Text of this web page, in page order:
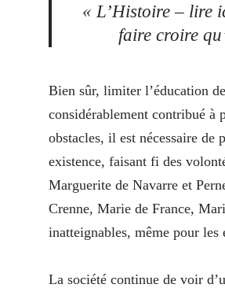
« L’Histoire – lire
faire croire
Bien sûr, limiter l’éducation
considérablement contribué à
obstacles, il est nécessaire de
existence, faisant fi des
Marguerite de Navarre et
Crenne, Marie de France,
inatteignables, même pour
La société continue de voir